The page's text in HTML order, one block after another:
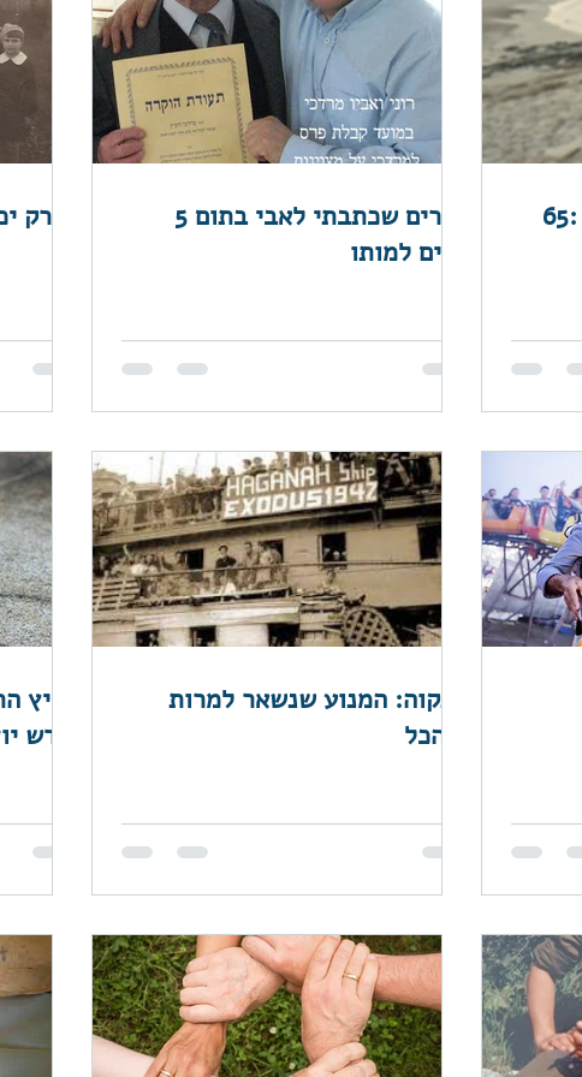
לו רק
דברים שכתבתי לאבי בתום 5
שנים למותו
65: בין אם ארצה או לא ארצה-
התקוה: המנוע שנשאר למרות